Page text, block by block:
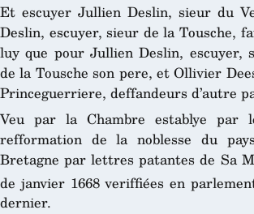
Et escuyer Jullien Deslin, sieur du
Deslin, escuyer, sieur de la Tousche,
luy que pour Jullien Deslin, escuyer,
de la Tousche son pere, et Ollivier
Princeguerriere, deffandeurs d’autre
Veu par la Chambre establye par
refformation de la noblesse du
Bretagne par lettres patantes de Sa
de janvier 1668 veriffiées en
dernier.